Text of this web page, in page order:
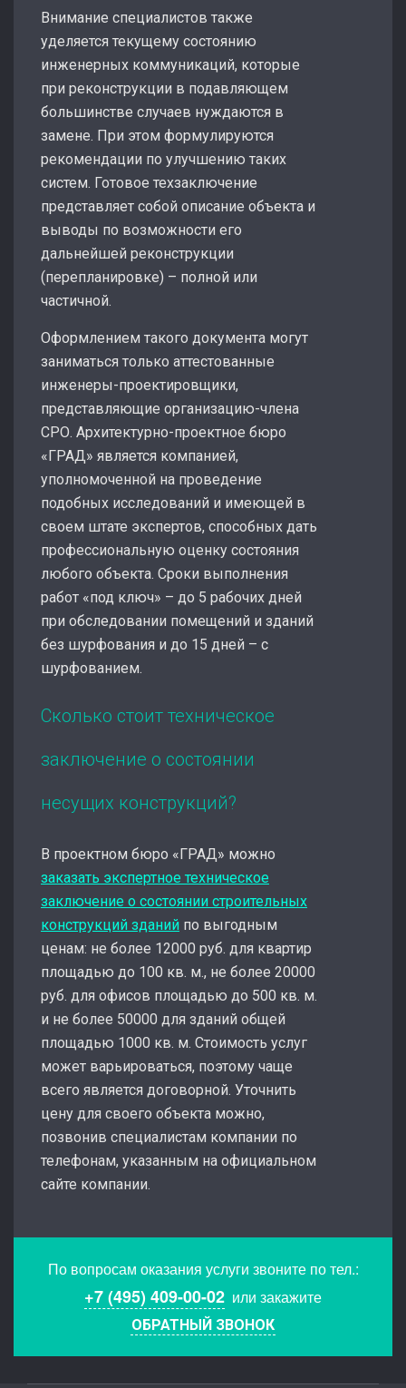
Внимание специалистов также
уделяется текущему состоянию
инженерных коммуникаций, которые
при реконструкции в подавляющем
большинстве случаев нуждаются в
замене. При этом формулируются
рекомендации по улучшению таких
систем. Готовое техзаключение
представляет собой описание объекта и
выводы по возможности его
дальнейшей реконструкции
(перепланировке) – полной или
частичной.
Оформлением такого документа могут
заниматься только аттестованные
инженеры-проектировщики,
представляющие организацию-члена
СРО. Архитектурно-проектное бюро
«ГРАД» является компанией,
уполномоченной на проведение
подобных исследований и имеющей в
своем штате экспертов, способных дать
профессиональную оценку состояния
любого объекта. Сроки выполнения
работ «под ключ» – до 5 рабочих дней
при обследовании помещений и зданий
без шурфования и до 15 дней – с
шурфованием.
Сколько стоит техническое
заключение о состоянии
несущих конструкций?
В проектном бюро «ГРАД» можно
заказать экспертное техническое
заключение о состоянии строительных
конструкций зданий по выгодным
ценам: не более 12000 руб. для квартир
площадью до 100 кв. м., не более 20000
руб. для офисов площадью до 500 кв. м.
и не более 50000 для зданий общей
площадью 1000 кв. м. Стоимость услуг
может варьироваться, поэтому чаще
всего является договорной. Уточнить
цену для своего объекта можно,
позвонив специалистам компании по
телефонам, указанным на официальном
сайте компании.
По вопросам оказания услуги звоните по тел.:
+7 (495) 409-00-02 или закажите
ОБРАТНЫЙ ЗВОНОК